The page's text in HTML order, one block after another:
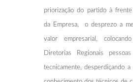
priorização do partido à
da Empresa, o desprezo a
valor empresarial,
Diretorias Regionais
tecnicamente, desperdiçando